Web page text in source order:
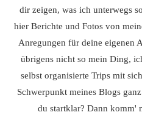
dir zeigen, was ich unterwegs
hier Berichte und Fotos von
Anregungen für deine eigenen
übrigens nicht so mein Ding,
selbst organisierte Trips mit
Schwerpunkt meines Blogs
du startklar? Dann komm'